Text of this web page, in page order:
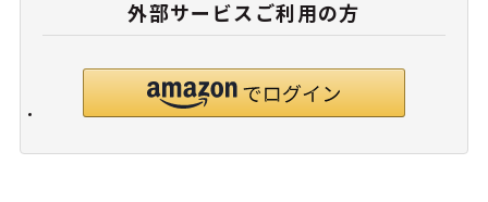
外部サービスご利用の方